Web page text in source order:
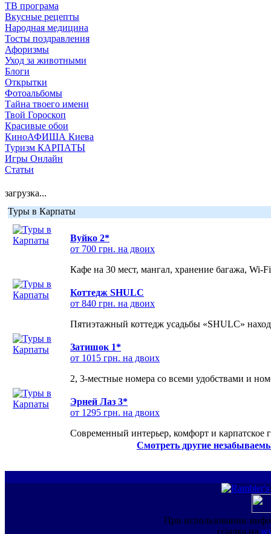
ТВ програма
Вкусные рецепты
Народная медицина
Тосты поздравления
Афоризмы
Уход за животными
Блоги
Открытки
Фотоальбомы
Тайна твоего имени
Твой Гороскоп
Красивые обои
КиноАФИША Киева
Туризм КАРПАТЫ
Игры Онлайн
Статьи
загрузка...
Туры в Карпаты
Вуйко 2*
от 700 грн. на двоих
Кафе на 30 мест, мангал, хранение багажа, Wi-
Коттедж SHULC
от 840 грн. на двоих
Пятиэтажный коттедж усадьбы «SHULC»
Затишок 1*
от 1015 грн. на двоих
2, 3-местные номера со всеми удобствами и
Эрней Лаз 3*
от 1295 грн. на двоих
Современный интерьер, комфорт и карпатское
Смотреть другие
При использовании
ссылка на